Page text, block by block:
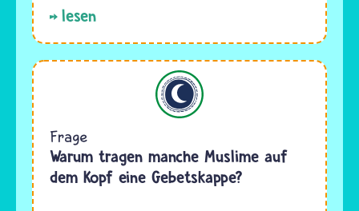
lesen
Frage
Warum tragen manche Muslime auf
dem Kopf eine Gebetskappe?